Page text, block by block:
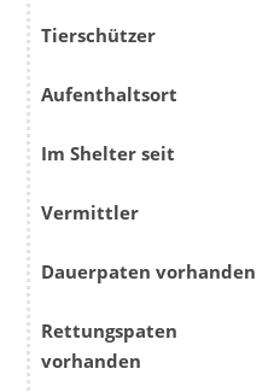
Tierschützer
Aufenthaltsort
Im Shelter seit
Vermittler
Dauerpaten vorhanden
Rettungspaten
vorhanden